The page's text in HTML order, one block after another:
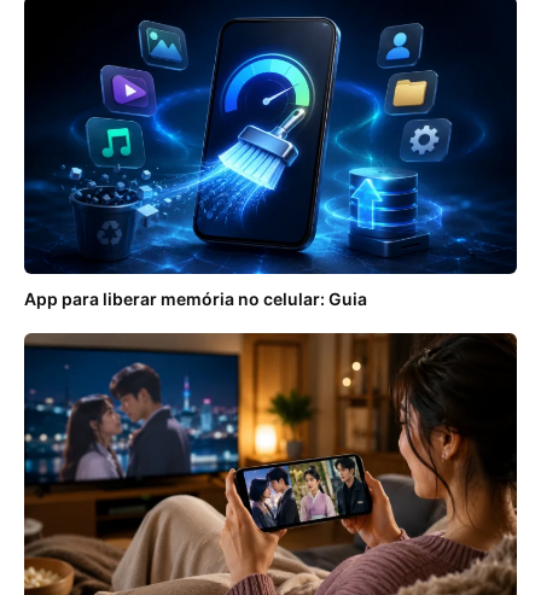
App para liberar memória no celular: Guia